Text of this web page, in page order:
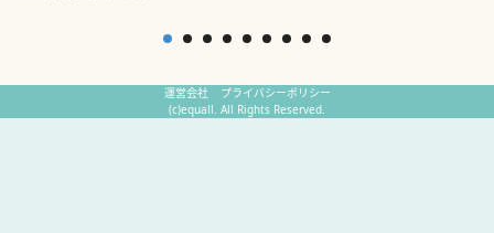
運営会社
プライバシーポリシー
(c)equall. All Rights Reserved.